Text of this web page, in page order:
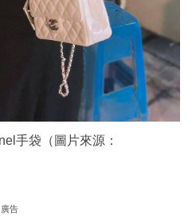
手袋（圖片來源：
廣告